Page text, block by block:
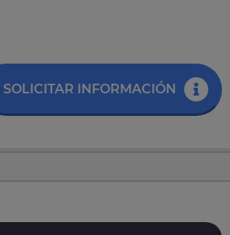
SOLICITAR INFORMACIÓN